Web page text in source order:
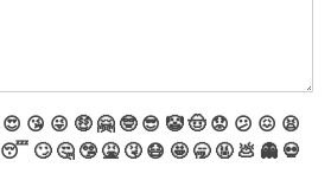
😍 😘 😜 🤑 🤗 🤓 😎 🤡🤠 😟 😕 😖 😫
😴 🙄 🤔 🤥 🤮 🤧 😷 🤩 🥱 🤬 💩 👻 💀